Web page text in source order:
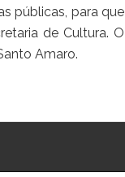
públicas, para que
de Cultura. O
Amaro.